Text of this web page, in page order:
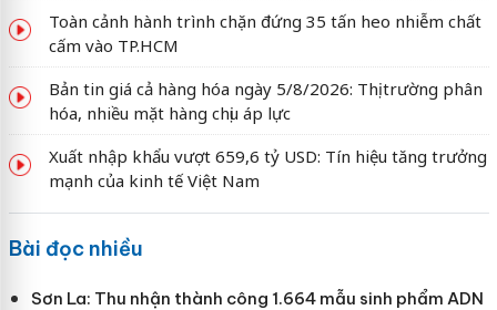
Toàn cảnh hành trình chặn đứng 35 tấn heo nhiễm chất
cấm vào TP.HCM
Bản tin giá cả hàng hóa ngày 5/8/2026: Thị trường phân
hóa, nhiều mặt hàng chịu áp lực
Xuất nhập khẩu vượt 659,6 tỷ USD: Tín hiệu tăng trưởng
mạnh của kinh tế Việt Nam
Bài đọc nhiều
Sơn La: Thu nhận thành công 1.664 mẫu sinh phẩm ADN